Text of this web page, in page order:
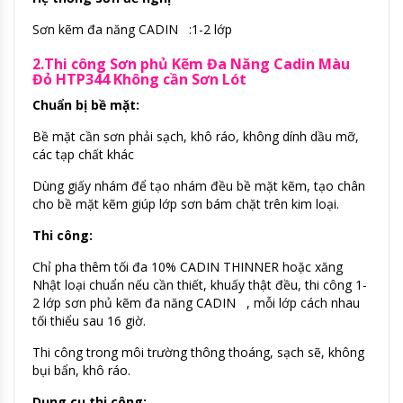
Sơn kẽm đa năng CADIN :1-2 lớp
2.Thi công Sơn phủ Kẽm Đa Năng Cadin Màu
Đỏ HTP344 Không cần Sơn Lót
Chuẩn bị bề mặt:
Bề mặt cần sơn phải sạch, khô ráo, không dính dầu mỡ,
các tạp chất khác
Dùng giấy nhám để tạo nhám đều bề mặt kẽm, tạo chân
cho bề mặt kẽm giúp lớp sơn bám chặt trên kim loại.
Thi công:
Chỉ pha thêm tối đa 10% CADIN THINNER hoặc xăng
Nhật loại chuẩn nếu cần thiết, khuấy thật đều, thi công 1-
2 lớp sơn phủ kẽm đa năng CADIN , mỗi lớp cách nhau
tối thiểu sau 16 giờ.
Thi công trong môi trường thông thoáng, sạch sẽ, không
bụi bẩn, khô ráo.